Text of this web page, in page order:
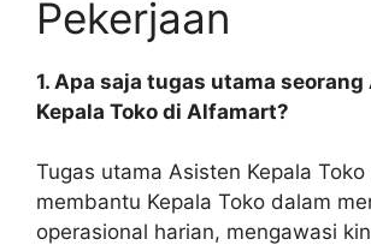
Pekerjaan
1. Apa saja tugas utama
Kepala Toko di Alfamart?
Tugas utama Asisten Kepala
membantu Kepala Toko dalam
operasional harian, mengawasi